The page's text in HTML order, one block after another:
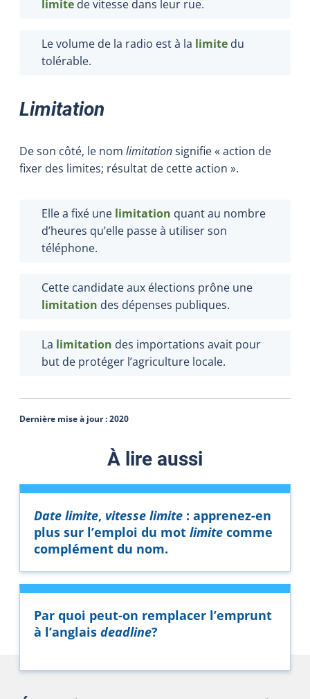
limite de vitesse dans leur rue.
Le volume de la radio est à la limite du
tolérable.
Limitation
De son côté, le nom limitationsignifie « action de
fixer des limites; résultat de cette action ».
Elle a fixé une limitation quant au nombre
d’heures qu’elle passe à utiliser son
téléphone.
Cette candidate aux élections prône une
limitation des dépenses publiques.
La limitation des importations avait pour
but de protéger l’agriculture locale.
Dernière mise à jour :2020
À lire aussi
Date limite, vitesse limite : apprenez-en
plus sur l’emploi du mot limite comme
complément du nom.
Par quoi peut-on remplacer l’emprunt
à l’anglais deadline?